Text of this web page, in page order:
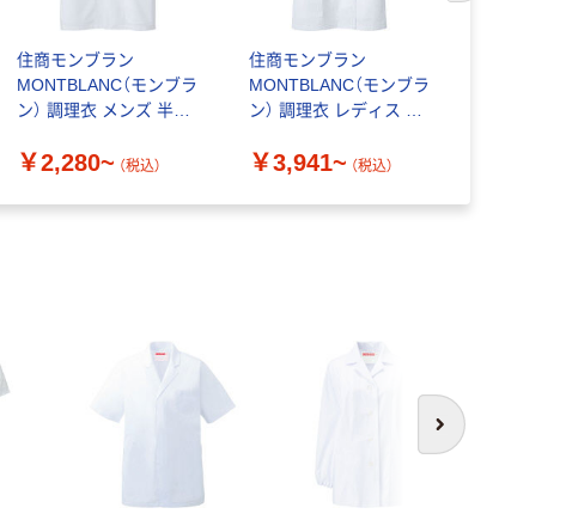
住商モンブラン
MONTBLANC（モンブラ
ン） 調理衣 メンズ 半袖
￥2,280~ （税込）
住商モンブラン
MONTBLANC（モンブラ
ン） 調理衣 レディス 長
￥3,941~ （税込）
次へ